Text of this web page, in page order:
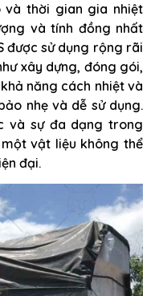
và thời gian gia nhiệt
và tính đồng nhất
được sử dụng rộng rãi
xây dựng, đóng gói,
năng cách nhiệt và
nhẹ và dễ sử dụng.
và sự đa dạng trong
vật liệu không thể
đại.